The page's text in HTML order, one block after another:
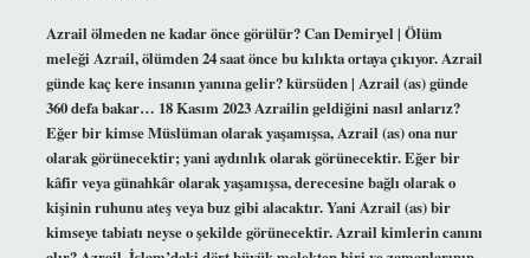
Azrail ölmeden ne kadar önce görülür? Can Demiryel | Ölüm
meleği Azrail, ölümden 24 saat önce bu kılıkta ortaya çıkıyor. Azrail
günde kaç kere insanın yanına gelir? kürsüden | Azrail (as) günde
360 ​​defa bakar… 18 Kasım 2023 Azrailin geldiğini nasıl anlarız?
Eğer bir kimse Müslüman olarak yaşamışsa, Azrail (as) ona nur
olarak görünecektir; yani aydınlık olarak görünecektir. Eğer bir
kâfir veya günahkâr olarak yaşamışsa, derecesine bağlı olarak o
kişinin ruhunu ateş veya buz gibi alacaktır. Yani Azrail (as) bir
kimseye tabiatı neyse o şekilde görünecektir. Azrail kimlerin canını